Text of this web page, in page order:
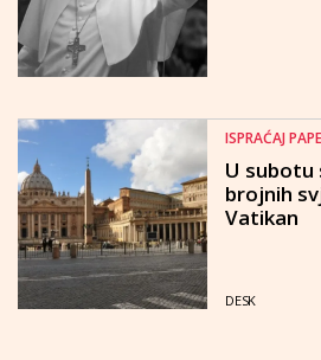
ISPRAĆAJ PAPE
U subotu
brojnih
Vatikan
DESK